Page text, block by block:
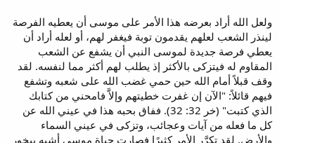
ولعل الله أراد بعرضه هذا الأمر على موسى أن يعطيه الفرصة
لينذر الشعب لعلهم يقدمون توبة فيغفر لهم، أو لعله أراد أن
يعطي فرصة جديدة لموسى النبي أن يشفع عن الشعب
المقاوم له فيتزكى بالأكثر إذ يطلب لهم أكثر مما لنفسه. لقد
وقف قبلاً أمام الله حين حمي غضب الله على شعبه وتشفع
فيهم قائلاً: "الآن إن غفرت خطيتهم وإلاَّ فامحني من كتابك
الذي كتبت" (خر 32: 32). ففاق بحبه هذا في عيني الله عن
كل ما فعله من آيات وعجائب، وتزكى في عيني السماء
والأرض. لقد تكرَّر الأمر كثيرًا فصارت حياة موسى أشبه ببخور